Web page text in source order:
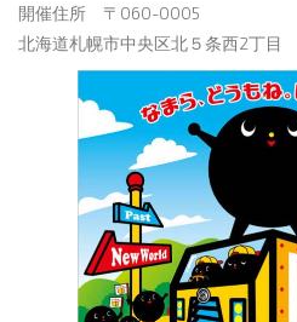
開催住所 〒060-0005
北海道札幌市中央区北５条西2丁目